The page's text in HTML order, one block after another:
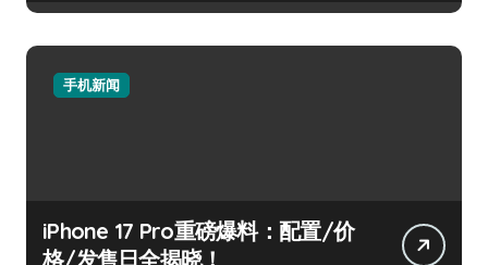
手机新闻
iPhone 17 Pro重磅爆料：配置/价
格/发售日全揭晓！